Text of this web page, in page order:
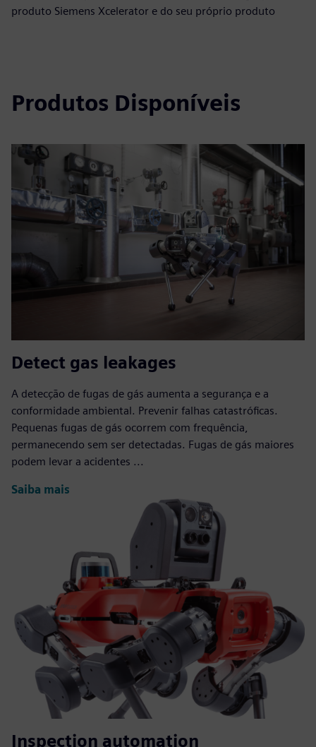
produto Siemens Xcelerator e do seu próprio produto
Produtos Disponíveis
Detect gas leakages
A detecção de fugas de gás aumenta a segurança e a
conformidade ambiental. Prevenir falhas catastróficas.
Pequenas fugas de gás ocorrem com frequência,
permanecendo sem ser detectadas. Fugas de gás maiores
podem levar a acidentes ...
Saiba mais
Inspection automation